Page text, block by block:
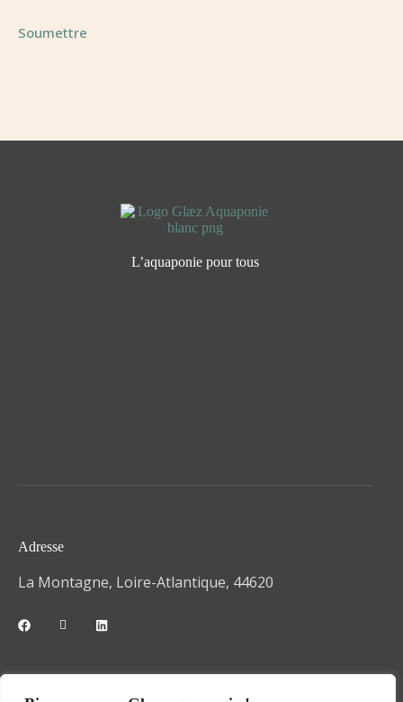
Soumettre
L’aquaponie pour tous
Adresse
La Montagne, Loire-Atlantique, 44620